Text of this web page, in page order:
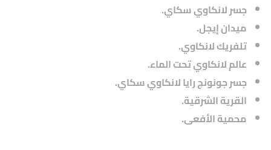
جسر لانكاوي سكاي.
ميدان إيجل.
تلفريك لانكاوي.
عالم لانكاوي تحت الماء.
جسر جونونج رايا لانكاوي سكاي.
القرية الشرقية.
محمية الأفعى.